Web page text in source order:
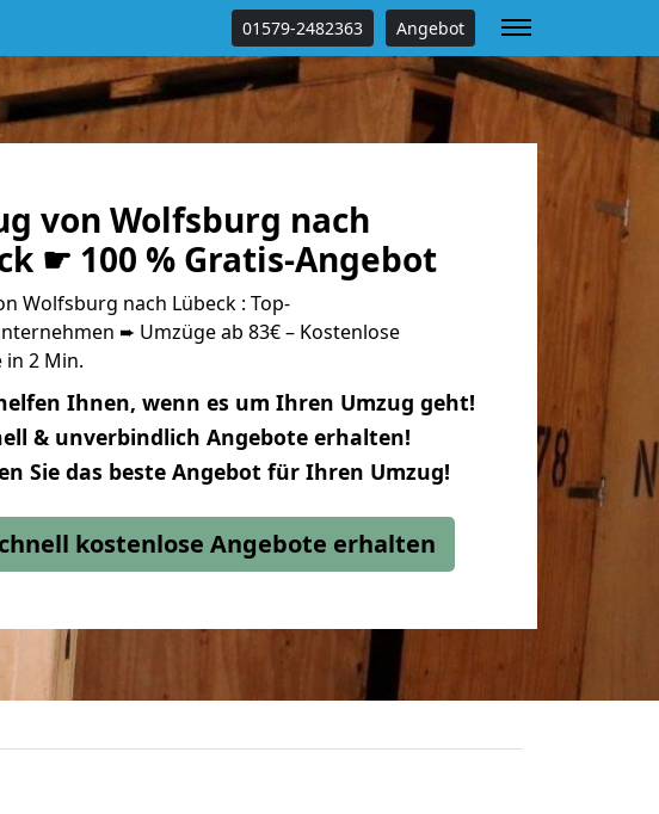
01579-2482363 Angebot
von Wolfsburg nach
☛ 100 % Gratis-Angebot
Wolfsburg nach Lübeck : Top-
➨ Umzüge ab 83€ – Kostenlose
in 2 Min.
Ihnen, wenn es um Ihren Umzug geht!
& unverbindlich Angebote erhalten!
Sie das beste Angebot für Ihren Umzug!
kostenlose Angebote erhalten